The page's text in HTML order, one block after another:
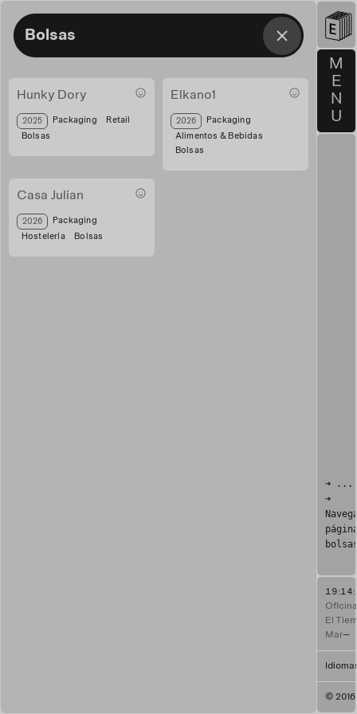
Bolsas
Hunky Dory
hunky bolsas
2025 Packaging
Retail
Bolsas
Elkano1
bolsa-elkano
2026
Packaging
Alimentos & Bebidas
Bolsas
Casa Julian
Bolsa de papel - casa Julian
2026
Packaging
Hostelería
Bolsas
M
E
N
U
➜ ...
➜
Oficina
El
Mar—
©